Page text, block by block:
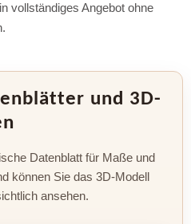
vollständiges Angebot ohne
und 3D-
Datenblatt für Maße und
können Sie das 3D-Modell
ansehen.